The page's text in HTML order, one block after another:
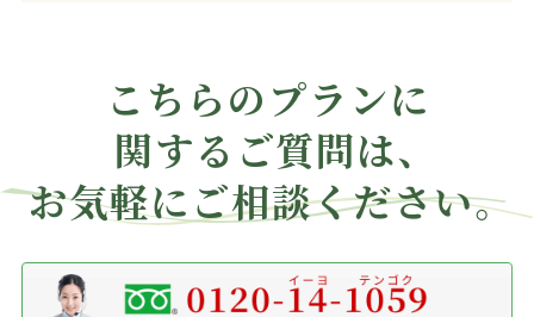
こちらのプランに
関する ご質問は、
お気軽にご相談ください。